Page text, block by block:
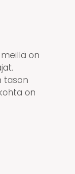
on
tason
on